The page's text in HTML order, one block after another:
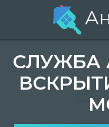
СЛУЖБА